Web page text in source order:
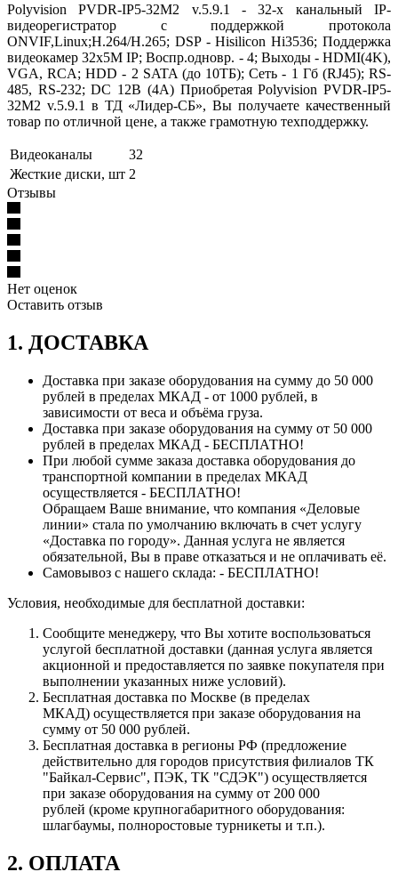
Polyvision PVDR-IP5-32M2 v.5.9.1 - 32-х канальный IP-
видеорегистратор с поддержкой протокола
ONVIF,Linux;H.264/H.265; DSP - Hisilicon Hi3536; Поддержка
видеокамер 32x5M IP; Воспр.одновр. - 4; Выходы - HDMI(4K),
VGA, RCA; HDD - 2 SATA (до 10ТБ); Сеть - 1 Гб (RJ45); RS-
485, RS-232; DC 12В (4А) Приобретая Polyvision PVDR-IP5-
32M2 v.5.9.1 в ТД «Лидер-СБ», Вы получаете качественный
товар по отличной цене, а также грамотную техподдержку.
Видеоканалы
32
Жесткие диски, шт 2
Отзывы
Нет оценок
Оставить отзыв
1. ДОСТАВКА
Доставка при заказе оборудования на сумму до 50 000
рублей в пределах МКАД - от 1000 рублей, в
зависимости от веса и объёма груза.
Доставка при заказе оборудования на сумму от 50 000
рублей в пределах МКАД - БЕСПЛАТНО!
При любой сумме заказа доставка оборудования до
транспортной компании в пределах МКАД
осуществляется - БЕСПЛАТНО!
Обращаем Ваше внимание, что компания «Деловые
линии» стала по умолчанию включать в счет услугу
«Доставка по городу». Данная услуга не является
обязательной, Вы в праве отказаться и не оплачивать её.
Самовывоз с нашего склада: - БЕСПЛАТНО!
Условия, необходимые для бесплатной доставки:
Сообщите менеджеру, что Вы хотите воспользоваться
услугой бесплатной доставки (данная услуга является
акционной и предоставляется по заявке покупателя при
выполнении указанных ниже условий).
Бесплатная доставка по Москве (в пределах
МКАД) осуществляется при заказе оборудования на
сумму от 50 000 рублей.
Бесплатная доставка в регионы РФ (предложение
действительно для городов присутствия филиалов ТК
"Байкал-Сервис", ПЭК, ТК "СДЭК") осуществляется
при заказе оборудования на сумму от 200 000
рублей (кроме крупногабаритного оборудования:
шлагбаумы, полноростовые турникеты и т.п.).
2. ОПЛАТА